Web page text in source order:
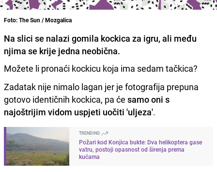
Foto: The Sun / Mozgalica
Na slici se nalazi gomila kockica za igru, ali među
njima se krije jedna neobična.
Možete li pronaći kockicu koja ima sedam tačkica?
Zadatak nije nimalo lagan jer je fotografija prepuna
gotovo identičnih kockica, pa će samo oni s
najoštrijim vidom uspjeti uočiti 'uljeza'.
TRENDING
Požari kod Konjica bukte: Dva helikoptera gase
vatru, postoji opasnost od širenja prema
kućama